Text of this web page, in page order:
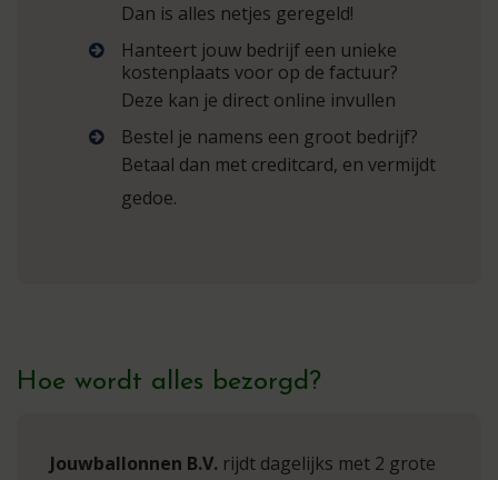
Dan is alles netjes geregeld!
Hanteert jouw bedrijf een unieke
kostenplaats voor op de factuur?
Deze kan je direct online invullen
Bestel je namens een groot bedrijf?
Betaal dan met creditcard, en vermijdt
gedoe.
Hoe wordt alles bezorgd?
Jouwballonnen B.V. rijdt dagelijks met 2 grote